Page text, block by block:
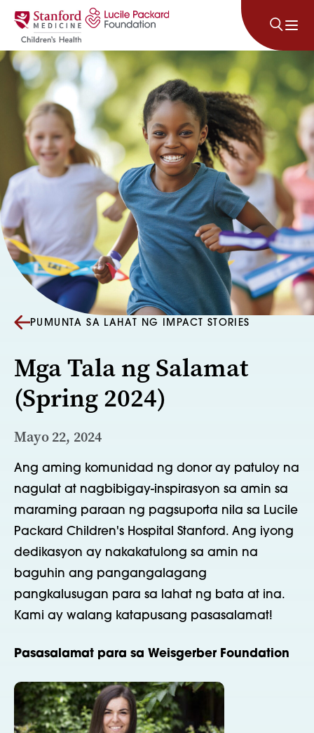
Lumaktaw sa nilalaman
PUMUNTA SA LAHAT NG IMPACT STORIES
Mga Tala ng Salamat
(Spring 2024)
Mayo 22, 2024
Ang aming komunidad ng donor ay patuloy na
nagulat at nagbibigay-inspirasyon sa amin sa
maraming paraan ng pagsuporta nila sa Lucile
Packard Children's Hospital Stanford. Ang iyong
dedikasyon ay nakakatulong sa amin na
baguhin ang pangangalagang
pangkalusugan para sa lahat ng bata at ina.
Kami ay walang katapusang pasasalamat!
Pasasalamat para sa Weisgerber Foundation